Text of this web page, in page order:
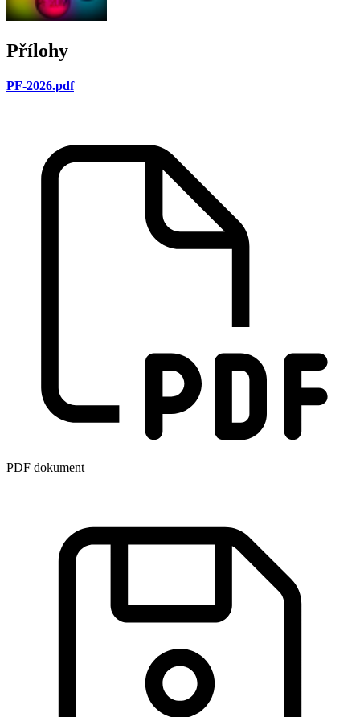
Přílohy
PF-2026.pdf
PDF dokument